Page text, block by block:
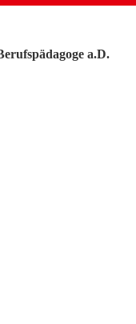
a.D.